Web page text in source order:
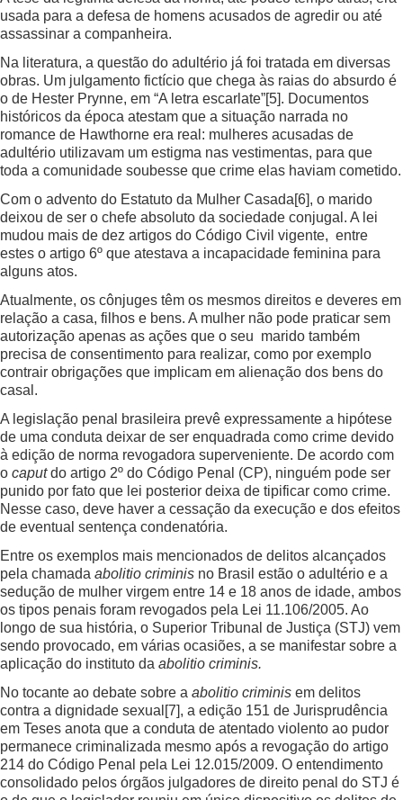
usada para a defesa de homens acusados de agredir ou até
assassinar a companheira.
Na literatura, a questão do adultério já foi tratada em diversas
obras. Um julgamento fictício que chega às raias do absurdo é
o de Hester Prynne, em “A letra escarlate”[5]. Documentos
históricos da época atestam que a situação narrada no
romance de Hawthorne era real: mulheres acusadas de
adultério utilizavam um estigma nas vestimentas, para que
toda a comunidade soubesse que crime elas haviam cometido.
Com o advento do Estatuto da Mulher Casada[6], o marido
deixou de ser o chefe absoluto da sociedade conjugal. A lei
mudou mais de dez artigos do Código Civil vigente, entre
estes o artigo 6º que atestava a incapacidade feminina para
alguns atos.
Atualmente, os cônjuges têm os mesmos direitos e deveres em
relação a casa, filhos e bens. A mulher não pode praticar sem
autorização apenas as ações que o seu marido também
precisa de consentimento para realizar, como por exemplo
contrair obrigações que implicam em alienação dos bens do
casal.
A legislação penal brasileira prevê expressamente a hipótese
de uma conduta deixar de ser enquadrada como crime devido
à edição de norma revogadora superveniente. De acordo com
o caputdo artigo 2º do Código Penal (CP), ninguém pode ser
punido por fato que lei posterior deixa de tipificar como crime.
Nesse caso, deve haver a cessação da execução e dos efeitos
de eventual sentença condenatória.
Entre os exemplos mais mencionados de delitos alcançados
pela chamada abolitio criminis no Brasil estão o adultério e a
sedução de mulher virgem entre 14 e 18 anos de idade, ambos
os tipos penais foram revogados pela Lei 11.106/2005. Ao
longo de sua história, o Superior Tribunal de Justiça (STJ) vem
sendo provocado, em várias ocasiões, a se manifestar sobre a
aplicação do instituto da abolitio criminis.
No tocante ao debate sobre a abolitio criminis em delitos
contra a dignidade sexual [7], a edição 151 de Jurisprudência
em Teses anota que a conduta de atentado violento ao pudor
permanece criminalizada mesmo após a revogação do artigo
214 do Código Penal pela Lei 12.015/2009. O entendimento
consolidado pelos órgãos julgadores de direito penal do STJ é